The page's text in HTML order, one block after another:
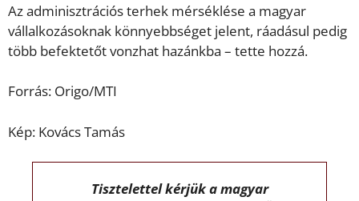
Az adminisztrációs terhek mérséklése a magyar
vállalkozásoknak könnyebbséget jelent, ráadásul pedig
több befektetőt vonzhat hazánkba – tette hozzá.
Forrás: Origo/MTI
Kép: Kovács Tamás
Tisztelettel kérjük a magyar